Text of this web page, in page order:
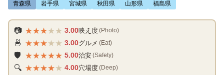
青森県 岩手県 宮城県 秋田県 山形県 福島県
📷 ★★★★★ 3.00映え度(Photo)
🍜 ★★★★★ 3.00グルメ (Eat)
🛡️ ★★★★★ 5.00治安(Safety)
🔍 ★★★★★ 4.00穴場度(Deep)